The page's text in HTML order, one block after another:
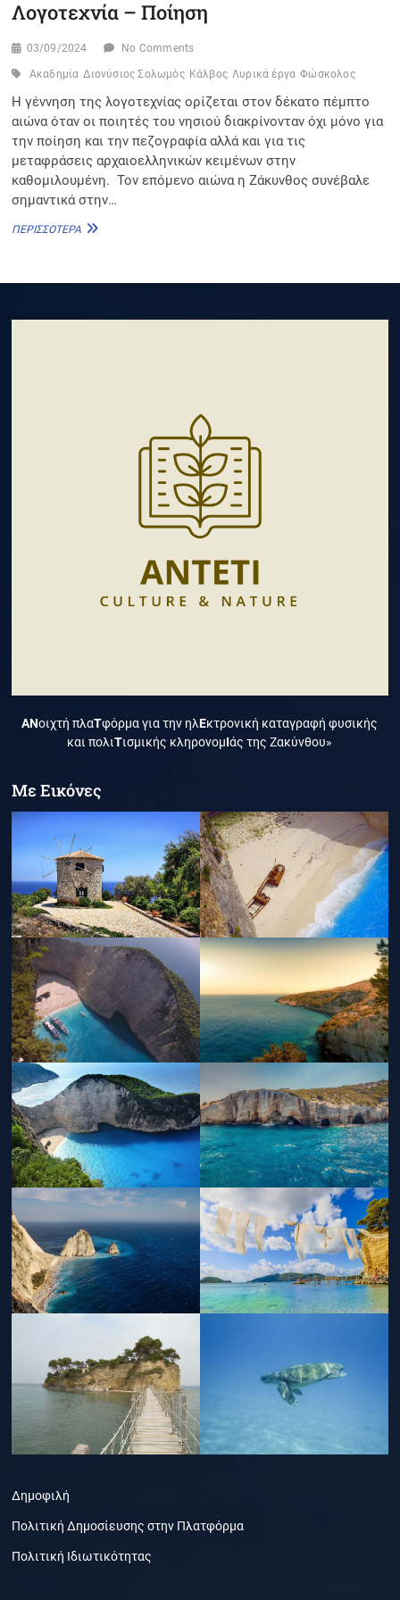
Λογοτεχνία – Ποίηση
03/09/2024 No Comments
Ακαδημία Διονύσιος Σολωμός Κάλβος Λυρικά έργα Φώσκολος
Η γέννηση της λογοτεχνίας ορίζεται στον δέκατο πέμπτο
αιώνα όταν οι ποιητές του νησιού διακρίνονταν όχι μόνο για
την ποίηση και την πεζογραφία αλλά και για τις
μεταφράσεις αρχαιοελληνικών κειμένων στην
καθομιλουμένη. Τον επόμενο αιώνα η Ζάκυνθος συνέβαλε
σημαντικά στην…
ΠΕΡΙΣΣΌΤΕΡΑ ΛΟΓΟΤΕΧΝΊΑ
ΑΝοιχτή πλαΤφόρμα για την ηλΕκτρονική καταγραφή φυσικής
και πολιΤισμικής κληρονομΙάς της Ζακύνθου»
Με Εικόνες
Δημοφιλή
Πολιτική Δημοσίευσης στην Πλατφόρμα
Πολιτική Ιδιωτικότητας